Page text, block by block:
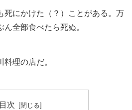
死にかけた（？）ことがある。万
全部食べたら死ぬ。
理の店だ。
目次